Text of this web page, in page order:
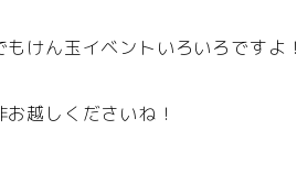
けん玉イベントいろいろですよ！
越しくださいね！